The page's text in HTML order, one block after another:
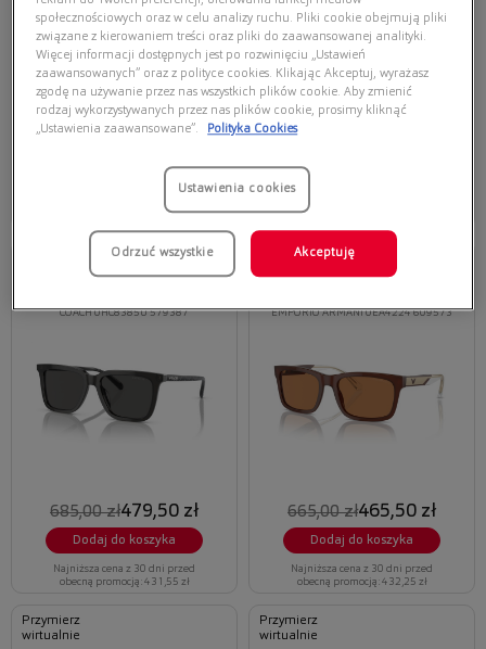
Dodaj do koszyka
Najniższa cena z 30 dni przed
obecną promocją: 179,00 zł
Dodaj do koszyka
Najniższa cena z 30 dni przed
obecną promocją: 628,00 zł
COACH 0HC8385U 579387
685,00 zł479,50 zł
Dodaj do koszyka
Najniższa cena z 30 dni przed
obecną promocją: 431,55 zł
Przymierz
EMPORIO ARMANI 0EA4224 609573
665,00 zł465,50 zł
Dodaj do koszyka
Najniższa cena z 30 dni przed
obecną promocją: 432,25 zł
Przymierz
wirtualnie
Przymierz
wirtualnie
społecznościowych oraz w celu analizy ruchu. Pliki cookie obejmują pliki
związane z kierowaniem treści oraz pliki do zaawansowanej analityki.
Więcej informacji dostępnych jest po rozwinięciu „Ustawień
zaawansowanych” oraz z polityce cookies. Klikając Akceptuj, wyrażasz
zgodę na używanie przez nas wszystkich plików cookie. Aby zmienić
rodzaj wykorzystywanych przez nas plików cookie, prosimy kliknąć
„Ustawienia zaawansowane”.
Polityka Cookies
Ustawienia cookies
Odrzuć wszystkie Akceptuję